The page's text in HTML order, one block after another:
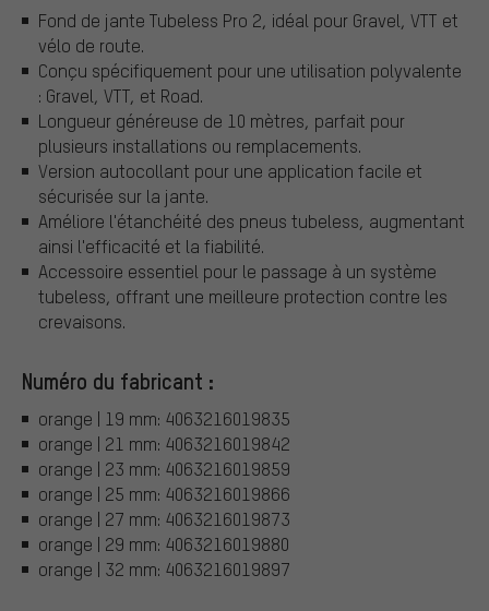
Fond de jante Tubeless Pro 2, idéal pour Gravel, VTT et
vélo de route.
Conçu spécifiquement pour une utilisation polyvalente
: Gravel, VTT, et Road.
Longueur généreuse de 10 mètres, parfait pour
plusieurs installations ou remplacements.
Version autocollant pour une application facile et
sécurisée sur la jante.
Améliore l'étanchéité des pneus tubeless, augmentant
ainsi l'efficacité et la fiabilité.
Accessoire essentiel pour le passage à un système
tubeless, offrant une meilleure protection contre les
crevaisons.
Numéro du fabricant :
orange | 19 mm: 4063216019835
orange | 21 mm: 4063216019842
orange | 23 mm: 4063216019859
orange | 25 mm: 4063216019866
orange | 27 mm: 4063216019873
orange | 29 mm: 4063216019880
orange | 32 mm: 4063216019897